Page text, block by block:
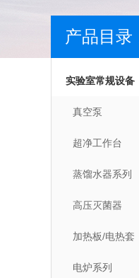
产品目录
实验室常规设备
真空泵
超净工作台
蒸馏水器系列
高压灭菌器
加热板/电热套
电炉系列